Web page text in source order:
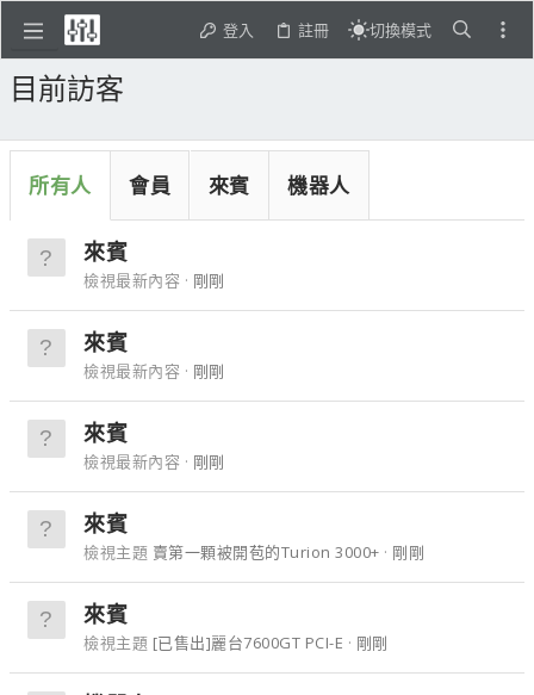
登入 註冊 切換模式
目前訪客
所有人 會員 來賓 機器人
來賓
檢視最新內容 剛剛
來賓
檢視最新內容 剛剛
來賓
檢視最新內容 剛剛
來賓
檢視主題 賣第一顆被開苞的Turion 3000+ 剛剛
來賓
檢視主題 [已售出]麗台7600GT PCI-E 剛剛